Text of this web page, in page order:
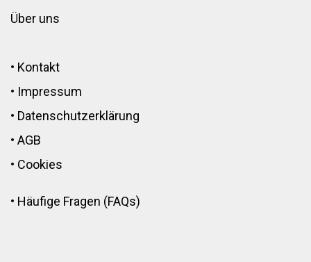
Über uns
• Kontakt
• Impressum
• Datenschutzerklärung
• AGB
• Cookies
• Häufige Fragen (FAQs)